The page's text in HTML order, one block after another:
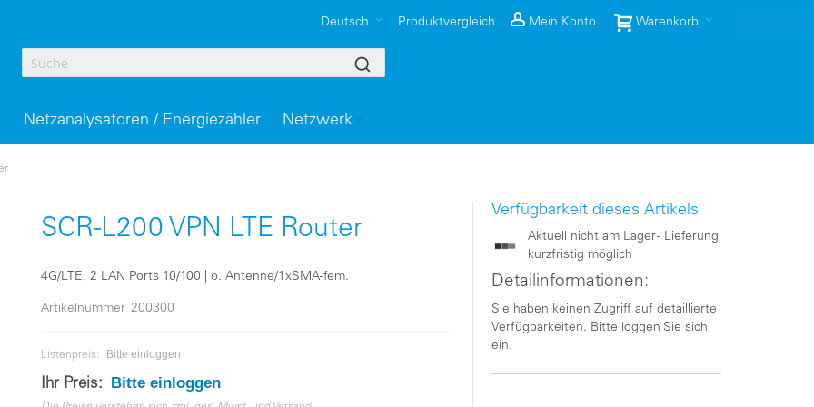
Warenkorb
Mein Konto
Produktvergleich
Deutsch
Netzanalysatoren / Energiezähler Netzwerk
SCR-L200 VPN LTE Router
4G/LTE, 2 LAN Ports 10/100 | o. Antenne/1xSMA-fem.
Artikelnummer 200300
Listenpreis: Bitte einloggen
Ihr Preis: Bitte einloggen
Verfügbarkeit dieses Artikels
Aktuell nicht am Lager - Lieferung
kurzfristig möglich
Detailinformationen:
Sie haben keinen Zugriff auf detaillierte
Verfügbarkeiten. Bitte loggen Sie sich
ein.